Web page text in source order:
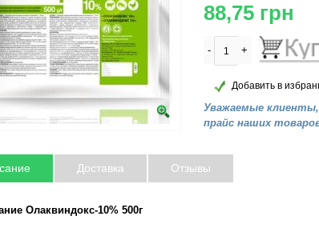
88,75 грн
- +
Добавить в
Уважаемые
прайс наших
Доставка Отзывы
Олаквиндокс-10% 500г